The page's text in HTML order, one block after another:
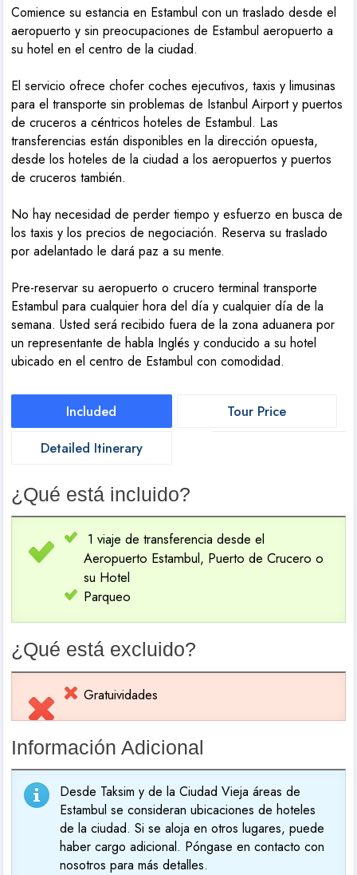
Comience su estancia en Estambul con un traslado desde el
aeropuerto y sin preocupaciones de Estambul aeropuerto a
su hotel en el centro de la ciudad.
El servicio ofrece chofer coches ejecutivos, taxis y limusinas
para el transporte sin problemas de Istanbul Airport y puertos
de cruceros a céntricos hoteles de Estambul. Las
transferencias están disponibles en la dirección opuesta,
desde los hoteles de la ciudad a los aeropuertos y puertos
de cruceros también.
No hay necesidad de perder tiempo y esfuerzo en busca de
los taxis y los precios de negociación. Reserva su traslado
por adelantado le dará paz a su mente.
Pre-reservar su aeropuerto o crucero terminal transporte
Estambul para cualquier hora del día y cualquier día de la
semana. Usted será recibido fuera de la zona aduanera por
un representante de habla Inglés y conducido a su hotel
ubicado en el centro de Estambul con comodidad.
Included
Tour Price
Detailed Itinerary
¿Qué está incluido?
1 viaje de transferencia desde el
Aeropuerto Estambul, Puerto de Crucero o
su Hotel
Parqueo
¿Qué está excluido?
Gratuividades
Información Adicional
Desde Taksim y de la Ciudad Vieja áreas de
Estambul se consideran ubicaciones de hoteles
de la ciudad. Si se aloja en otros lugares, puede
haber cargo adicional. Póngase en contacto con
nosotros para más detalles.